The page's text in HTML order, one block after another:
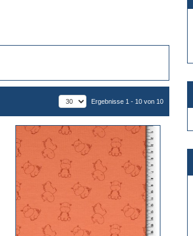
Ergebnisse 1 - 10 von 10